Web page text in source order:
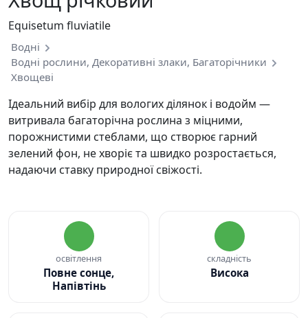
Equisetum fluviatile
Водні
Водні рослини, Декоративні злаки, Багаторічники
Хвощеві
Ідеальний вибір для вологих ділянок і водойм —
витривала багаторічна рослина з міцними,
порожнистими стеблами, що створює гарний
зелений фон, не хворіє та швидко розростається,
надаючи ставку природної свіжості.
освітлення
Повне сонце,
Напівтінь
складність
Висока